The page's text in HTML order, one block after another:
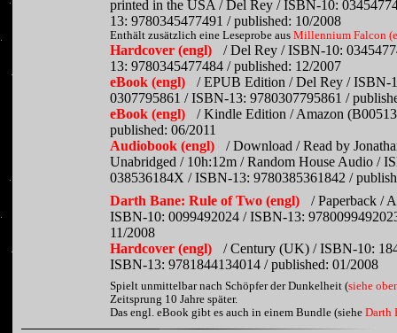
printed in the USA / Del Rey / ISBN-10:
13: 9780345477491 / published: 10/2008
Enthält zusätzlich eine Leseprobe ausMillennium Falcon
Hardcover (engl)
/ Del Rey / ISBN-10:
13: 9780345477484 / published: 12/2007
eBook (engl)
/ EPUB Edition / Del Rey / ISBN-
0307795861 / ISBN-13: 9780307795861 /
eBook (engl)
/ Kindle Edition / Amazon
published: 06/2011
Audiobook (engl)
/ Download / Read by
Unabridged / 10h:12m / Random House Audio /
038536184X / ISBN-13: 9780385361842 /
Darth Bane: Rule of Two (engl)
/ Paperback /
ISBN-10: 0099492024 / ISBN-13:
11/2008
Hardcover (engl)
/ Century (UK) / ISBN-10:
ISBN-13: 9781844134014 / published: 01/2008
Spielt unmittelbar nach Schöpfer der Dunkelheit (siehe
Zeitsprung 10 Jahre später.
Das engl. eBook gibt es auch in einem Bundle (sieheDarth